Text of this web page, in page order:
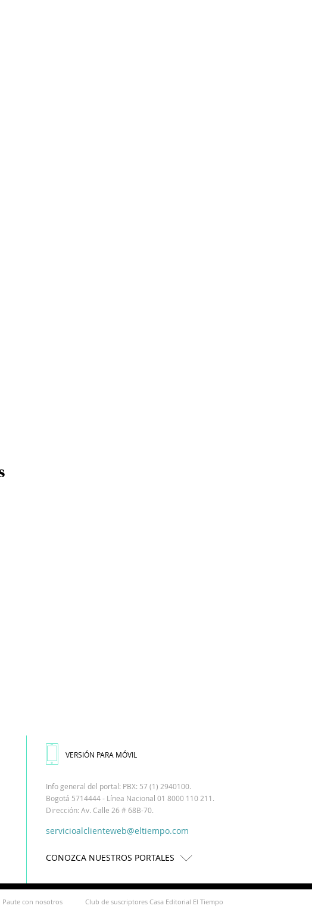
VERSIÓN PARA MÓVIL
Info general del portal: PBX: 57 (1) 2940100.
Bogotá 5714444 - Línea Nacional 01 8000 110 211.
Dirección: Av. Calle 26 # 68B-70.
servicioalclienteweb@eltiempo.com
CONOZCA NUESTROS PORTALES
Paute con nosotros Club de suscriptores Casa Editorial El Tiempo